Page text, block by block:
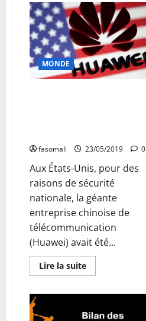
Répartition
des
services
publics
aux
départements
ministériels
:
Le
champ
MONDE
fasomali 23/05/2019 0
Aux États-Unis, pour des
raisons de sécurité
nationale, la géante
entreprise chinoise de
télécommunication
(Huawei) avait été...
Lire la suiteEn
savoir
: